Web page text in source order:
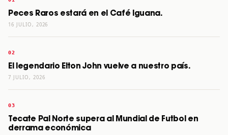
Peces Raros estará en el Café Iguana.
16 JULIO, 2026
El legendario Elton John vuelve a nuestro país.
7 JULIO, 2026
Tecate Pal Norte supera al Mundial de Futbol en
derrama económica